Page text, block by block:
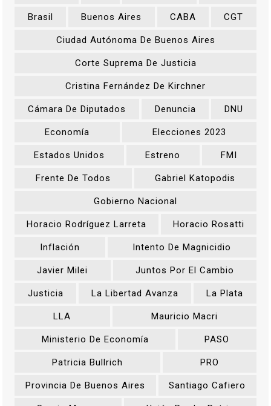
Brasil Buenos Aires CABA CGT
Ciudad Autónoma De Buenos Aires
Corte Suprema De Justicia
Cristina Fernández De Kirchner
Cámara De Diputados Denuncia DNU
Economía Elecciones 2023
Estados Unidos Estreno FMI
Frente De Todos Gabriel Katopodis
Gobierno Nacional
Horacio Rodríguez Larreta Horacio Rosatti
Inflación Intento De Magnicidio
Javier Milei Juntos Por El Cambio
Justicia La Libertad Avanza La Plata
LLA Mauricio Macri
Ministerio De Economía PASO
Patricia Bullrich PRO
Provincia De Buenos Aires Santiago Cafiero